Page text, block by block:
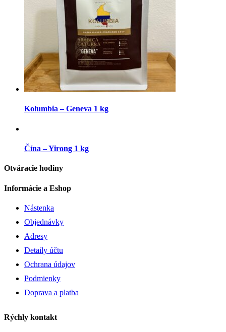
Kolumbia – Geneva 1 kg
Čína – Yirong 1 kg
Otváracie hodiny
Informácie a Eshop
Nástenka
Objednávky
Adresy
Detaily účtu
Ochrana údajov
Podmienky
Doprava a platba
Rýchly kontakt